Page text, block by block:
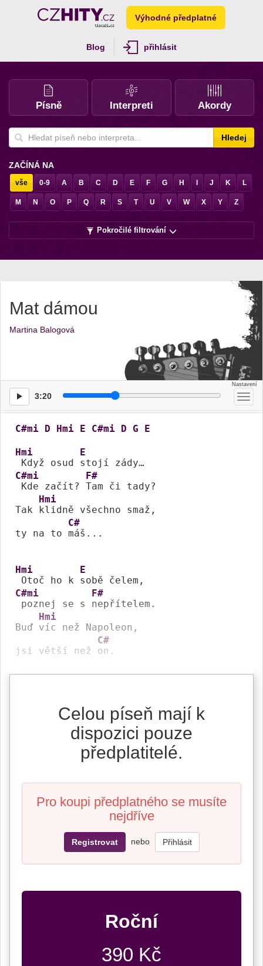
Výhodné předplatné
Blog přihlásit
Písně Interpreti Akordy
Hledej
ZAČÍNÁ NA
vše 0-9 A B C D E F G H J K L
M N O P Q R S T U V W X Y Z
Pokročilé filtrování
Mat dámou
Martina Balogová
3:20
C#mi D Hmi E C#mi D G E
Hmi
Když osud
E
C#mi
Kde začít?
F#
Tam či tady?
Tak
Hmi
klidně všechno smaž,
ty na to
C#
máš...
Hmi
Otoč ho k
E
C#mi
poznej se s
F#
nepřítelem.
Buď
Hmi
víc než Napoleon,
jsi větší než
C#
on.
Celou píseň mají k
dispozici pouze
předplatitelé.
Pro koupi předplatného se musíte
nejdříve
Registrovat nebo Přihlásit
Roční
390 Kč